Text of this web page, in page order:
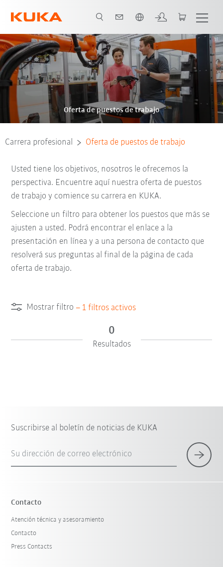
Oferta de puestos de trabajo
Carrera profesional Oferta de puestos de trabajo
Usted tiene los objetivos, nosotros le ofrecemos la
perspectiva. Encuentre aquí nuestra oferta de puestos
de trabajo y comience su carrera en KUKA.
Seleccione un filtro para obtener los puestos que más se
ajusten a usted. Podrá encontrar el enlace a la
presentación en línea y a una persona de contacto que
resolverá sus preguntas al final de la página de cada
oferta de trabajo.
Mostrar filtro – 1 filtros activos
0
Resultados
Suscribirse al boletín de noticias de KUKA
Su dirección de correo electrónico
Contacto
Atención técnica y asesoramiento
Contacto
Press Contacts